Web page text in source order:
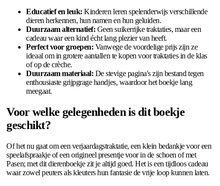
Educatief en leuk: Kinderen leren spelenderwijs verschillende
dieren herkennen, hun namen en hun geluiden.
Duurzaam alternatief: Geen suikerrijke traktaties, maar een
cadeau waar een kind écht lang plezier van heeft.
Perfect voor groepen: Vanwege de voordelige prijs zijn ze
ideaal om in grotere aantallen te kopen voor traktaties in de klas
of op de crèche.
Duurzaam materiaal: De stevige pagina's zijn bestand tegen
enthousiaste grijpgrage handjes, waardoor het boekje lang
meegaat.
Voor welke gelegenheden is dit boekje
geschikt?
Of het nu gaat om een verjaardagstraktatie, een klein bedankje voor een
speelafspraakje of een origineel presentje voor in de schoen of met
Pasen; met dit dierenboekje zit je altijd goed. Het is een tijdloos cadeau
waar zowel peuters als kleuters hun fantasie de vrije loop kunnen laten.